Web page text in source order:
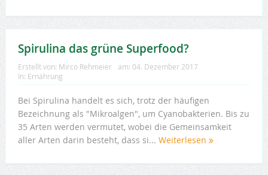
Spirulina das grüne Superfood?
Erstellt von: Mirco Rehmeier am: 04. Dezember 2017
In: Ernährung
Bei Spirulina handelt es sich, trotz der häufigen
Bezeichnung als "Mikroalgen", um Cyanobakterien. Bis zu
35 Arten werden vermutet, wobei die Gemeinsamkeit
aller Arten darin besteht, dass si... Weiterlesen